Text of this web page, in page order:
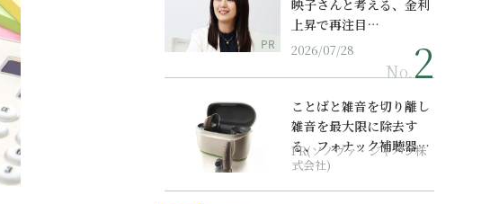
PR
映子さんと考える、金利
上昇で再注目…
2026/07/28
No.
ことばと雑音を切り離し
雑音を最大限に除去す
る、フォナック補聴器の
最上位モデル
PR(ソノヴァ・ジャパン株
式会社)